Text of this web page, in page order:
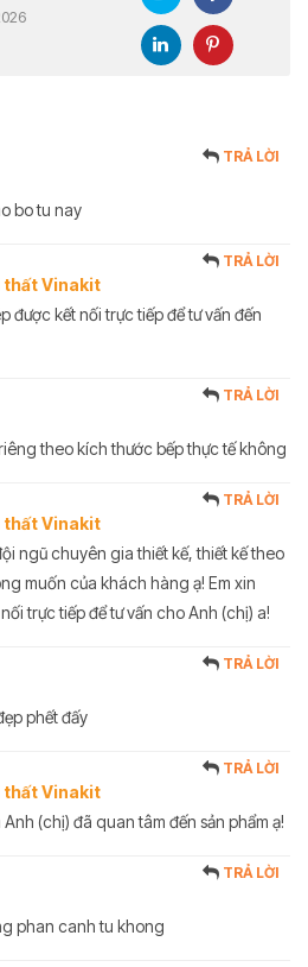
TRẢ LỜI
bo tu nay
thất Vinakit
TRẢ LỜI
được kết nối trực tiếp để tư vấn đến
TRẢ LỜI
theo kích thước bếp thực tế không
thất Vinakit
TRẢ LỜI
ngũ chuyên gia thiết kế, thiết kế theo
muốn của khách hàng ạ! Em xin
trực tiếp để tư vấn cho Anh (chị) a!
TRẢ LỜI
phết đấy
thất Vinakit
TRẢ LỜI
(chị) đã quan tâm đến sản phẩm ạ!
TRẢ LỜI
phan canh tu khong